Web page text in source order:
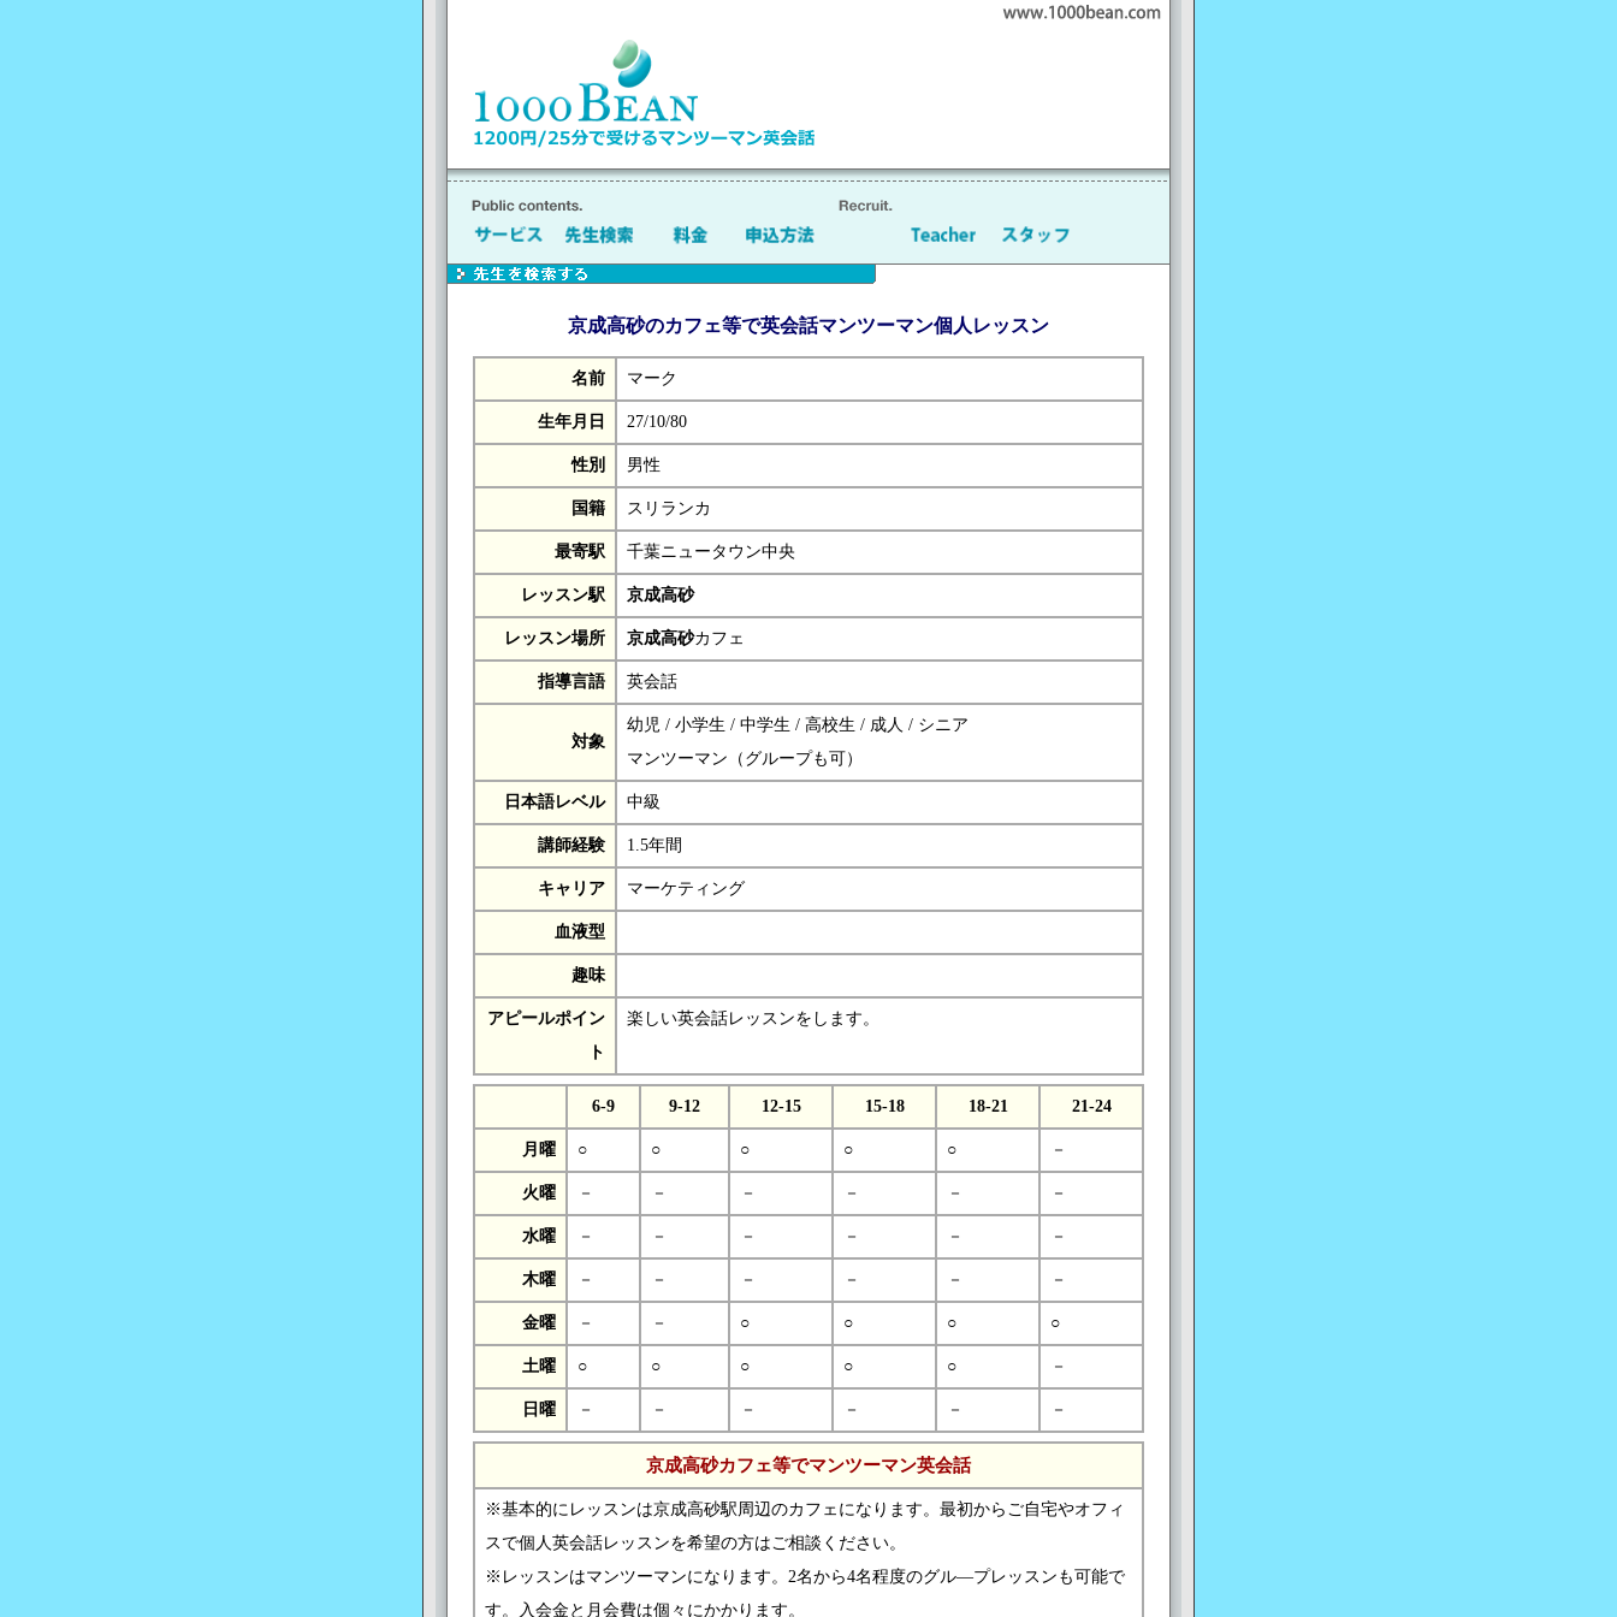
京成高砂のカフェ等で英会話マンツーマン個人レッスン
名前 マーク
生年月日 27/10/80
性別 男性
国籍 スリランカ
最寄駅 千葉ニュータウン中央
レッスン駅 京成高砂
レッスン場所 京成高砂カフェ
指導言語 英会話
対象
幼児 / 小学生 / 中学生 / 高校生 / 成人 / シニア
マンツーマン（グループも可）
日本語レベル 中級
講師経験 1.5年間
キャリア マーケティング
血液型
趣味
アピールポイン
ト
楽しい英会話レッスンをします。
6-9 9-12 12-15 15-18 18-21 21-24
月曜 ○ ○ ○ ○ ○ －
火曜 － － － － － －
水曜 － － － － － －
木曜 － － － － － －
金曜 － － ○ ○ ○ ○
土曜 ○ ○ ○ ○ ○ －
日曜 － － － － － －
京成高砂カフェ等でマンツーマン英会話
※基本的にレッスンは京成高砂駅周辺のカフェになります。最初からご自宅やオフィ
スで個人英会話レッスンを希望の方はご相談ください。
※レッスンはマンツーマンになります。2名から4名程度のグル―プレッスンも可能で
す。入会金と月会費は個々にかかります。